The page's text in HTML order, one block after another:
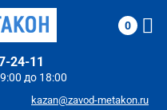
до 18:00
24-11
kazan@zavod-metakon.ru
0